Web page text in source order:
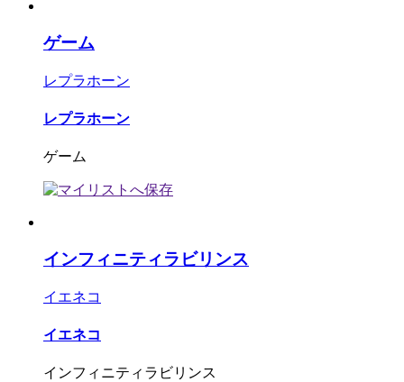
ゲーム
レプラホーン
レプラホーン
ゲーム
インフィニティラビリンス
イエネコ
イエネコ
インフィニティラビリンス